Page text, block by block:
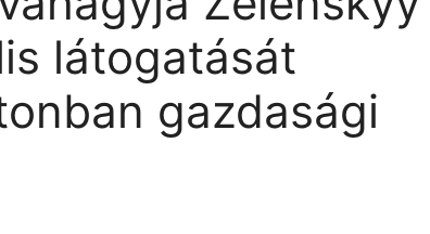
látogatását
gazdasági